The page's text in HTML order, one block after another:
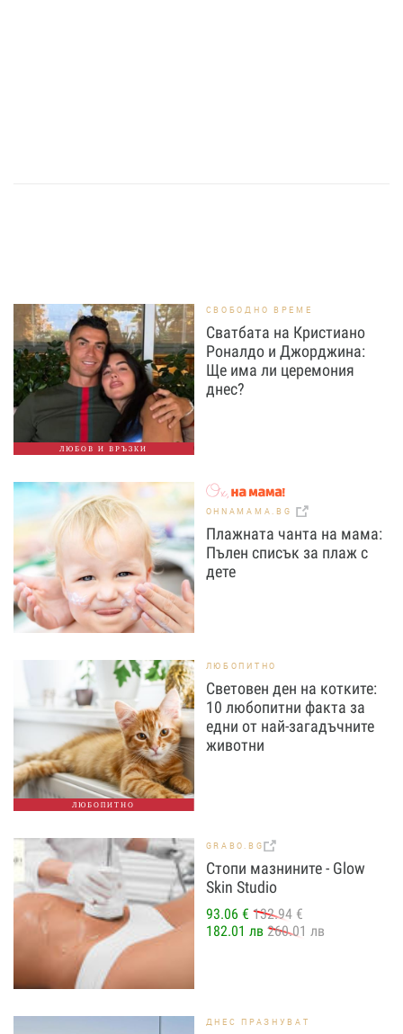
ЛЮБОВ И ВРЪЗКИ
СВОБОДНО ВРЕМЕ
Сватбата на Кристиано
Роналдо и Джорджина:
Ще има ли церемония
днес?
OHNAMAMA.BG
Плажната чанта на мама:
Пълен списък за плаж с
дете
ЛЮБОПИТНО
ЛЮБОПИТНО
Световен ден на котките:
10 любопитни факта за
едни от най-загадъчните
животни
GRABO.BG
Стопи мазнините - Glow
Skin Studio
93.06 € 132.94 €
182.01 лв 260.01 лв
ДНЕС ПРАЗНУВАТ